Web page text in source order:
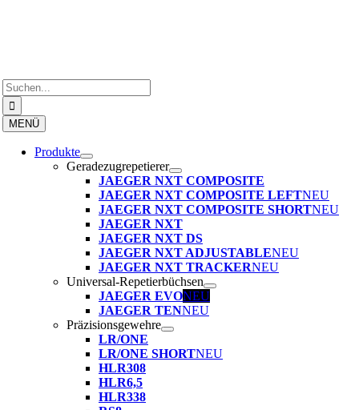
Suche
nach:
MENÜ
Produkte
Geradezugrepetierer
JAEGER NXT COMPOSITE
JAEGER NXT COMPOSITE LEFTNEU
JAEGER NXT COMPOSITE SHORTNEU
JAEGER NXT
JAEGER NXT DS
JAEGER NXT ADJUSTABLENEU
JAEGER NXT TRACKERNEU
Universal-Repetierbüchsen
JAEGER EVONEU
JAEGER TENNEU
Präzisionsgewehre
LR/ONE
LR/ONE SHORTNEU
HLR308
HLR6,5
HLR338